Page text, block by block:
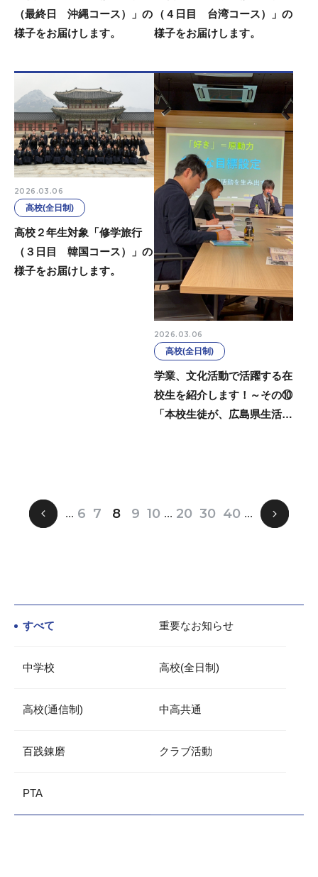
（最終日 沖縄コース）」の
様子をお届けします。
（４日目 台湾コース）」の
様子をお届けします。
2026.03.06
高校(全日制)
高校２年生対象「修学旅行
（３日目 韓国コース）」の
様子をお届けします。
2026.03.06
高校(全日制)
学業、文化活動で活躍する在
校生を紹介します！～その⑩
「本校生徒が、広島県生活
« ... 6 7 8 9 10 ... 20 30 40 ... »
すべて 重要なお知らせ
中学校 高校(全日制)
高校(通信制) 中高共通
百践錬磨 クラブ活動
PTA